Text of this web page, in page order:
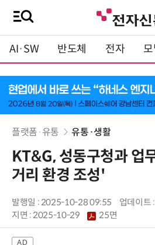
AI·SW 반도체 전자 모
플랫폼·유통 유통·생활
KT&G, 성동구청과
거리 환경 조성'
발행일 : 2025-10-28 09:55
업데이
지면 :2025-10-29 25면